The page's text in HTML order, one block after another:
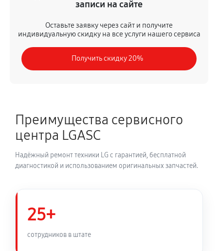
Замена мотор-компрессора
60 минут
Ремонт испарителя холодильника LG GC-B207GLQV
590 руб 60 минут
Устранение засора трубопровода
720 руб
Ремонт датчика морозильного отделения
Прочистка дренажной системы
записи на сайте
Оставьте заявку через сайт и получите
индивидуальную скидку на все услуги нашего сервиса
Получить скидку 20%
Преимущества сервисного
центра LGASC
Надёжный ремонт техники LG с гарантией, бесплатной
диагностикой и использованием оригинальных запчастей.
25+
сотрудников в штате